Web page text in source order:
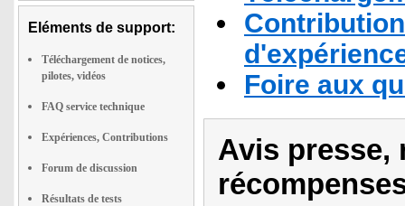
Eléments de support:
Téléchargement de notices,
pilotes, vidéos
FAQ service technique
Expériences, Contributions
Forum de discussion
Résultats de tests
Foire aux
Avis presse,